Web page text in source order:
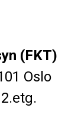
(FKT)
Oslo